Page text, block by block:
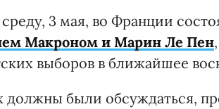
3 мая, во Франции
Макроном и Марин Ле Пен
выборов в ближайшее
должны были обсуждаться,